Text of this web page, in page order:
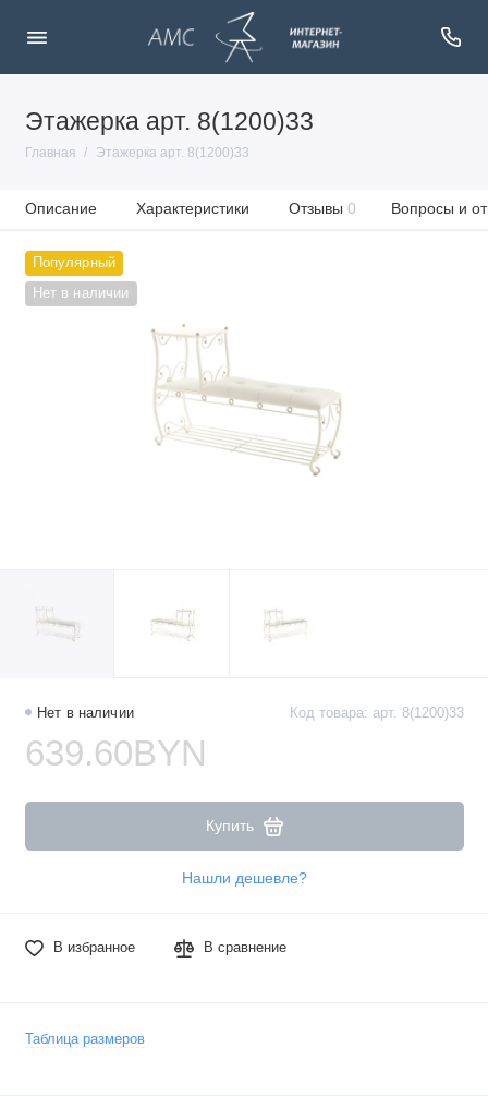
Этажерка арт. 8(1200)33
Главная Этажерка арт. 8(1200)33
Описание Характеристики Отзывы 0 Вопросы и
Популярный
Нет в наличии
Нет в наличии Код товара: арт. 8(1200)33
639.60BYN
Купить
Нашли дешевле?
В избранное В сравнение
Таблица размеров